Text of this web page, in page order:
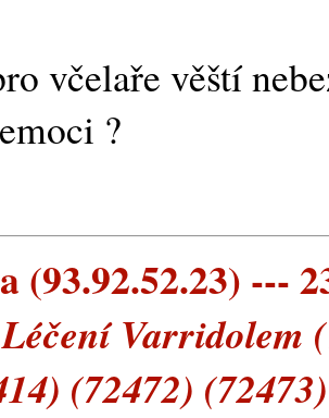
včelaře věští
?
(93.92.52.23) ---
Varridolem
(72472)